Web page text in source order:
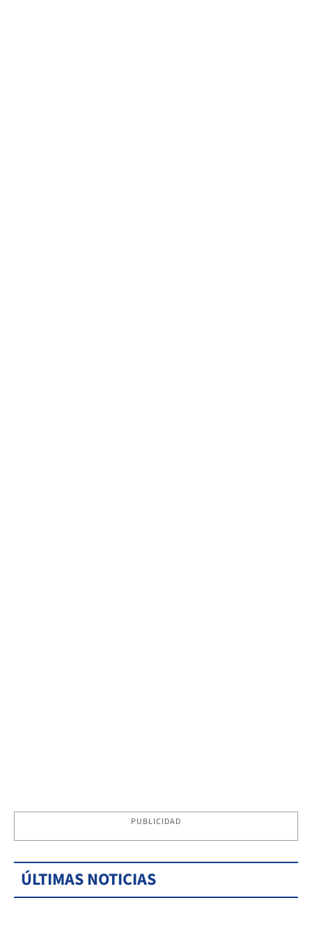
PUBLICIDAD
ÚLTIMAS NOTICIAS